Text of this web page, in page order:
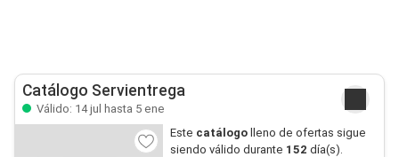
Catálogo Servientrega
Válido: 14 jul hasta 5 ene
Este catálogo lleno de ofertas sigue
siendo válido durante 152 día(s).